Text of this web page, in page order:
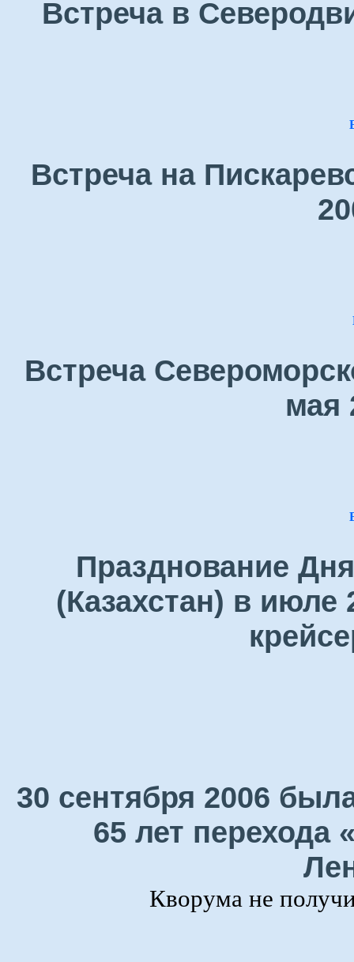
Встреча в
Встреча на
Встреча
мая
Празднование
(Казахстан) в июле
30 сентября 2006
65 лет перехода
Кворума не